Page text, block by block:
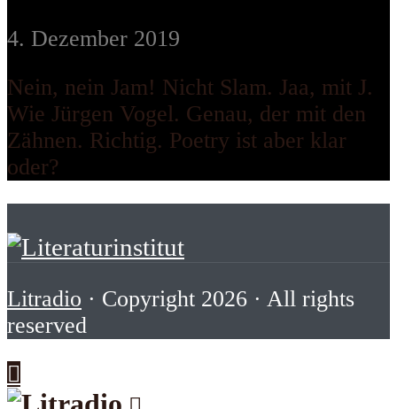
4. Dezember 2019
Nein, nein Jam! Nicht Slam. Jaa, mit J.
Wie Jürgen Vogel. Genau, der mit den
Zähnen. Richtig. Poetry ist aber klar
oder?
Litradio · Copyright 2026 · All rights
reserved